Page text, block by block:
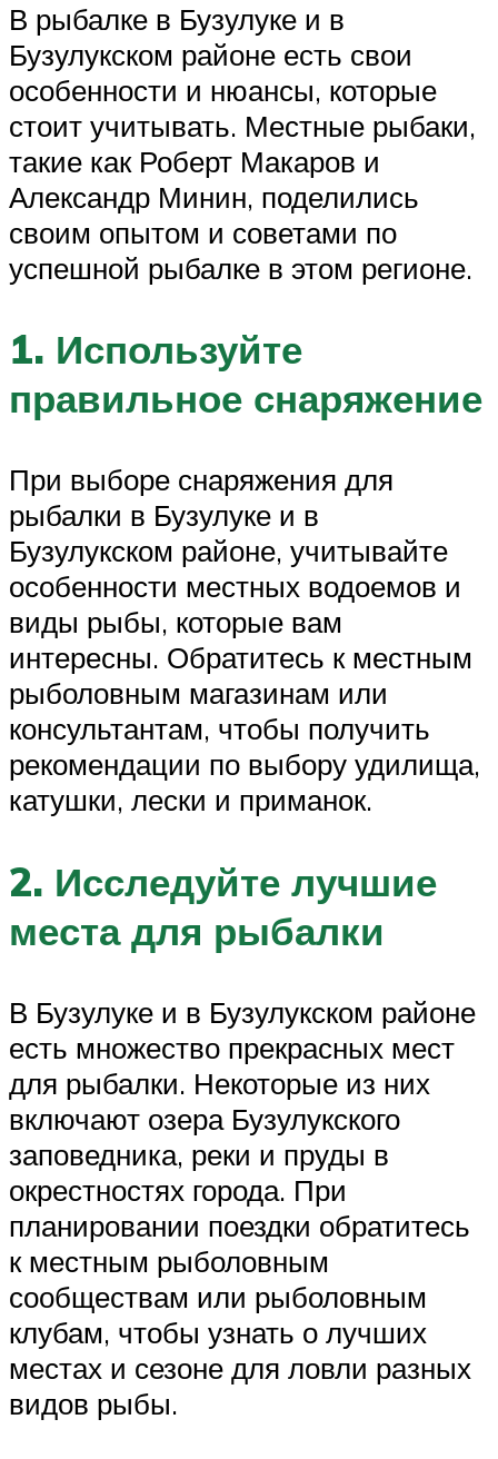
В рыбалке в Бузулуке и в
Бузулукском районе есть свои
особенности и нюансы, которые
стоит учитывать. Местные рыбаки,
такие как Роберт Макаров и
Александр Минин, поделились
своим опытом и советами по
успешной рыбалке в этом регионе.
1. Используйте
правильное снаряжение
При выборе снаряжения для
рыбалки в Бузулуке и в
Бузулукском районе, учитывайте
особенности местных водоемов и
виды рыбы, которые вам
интересны. Обратитесь к местным
рыболовным магазинам или
консультантам, чтобы получить
рекомендации по выбору удилища,
катушки, лески и приманок.
2. Исследуйте лучшие
места для рыбалки
В Бузулуке и в Бузулукском районе
есть множество прекрасных мест
для рыбалки. Некоторые из них
включают озера Бузулукского
заповедника, реки и пруды в
окрестностях города. При
планировании поездки обратитесь
к местным рыболовным
сообществам или рыболовным
клубам, чтобы узнать о лучших
местах и сезоне для ловли разных
видов рыбы.